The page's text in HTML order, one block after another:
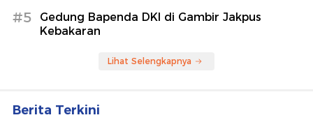
#5
Gedung Bapenda DKI di Gambir Jakpus
Kebakaran
Lihat Selengkapnya
Berita Terkini